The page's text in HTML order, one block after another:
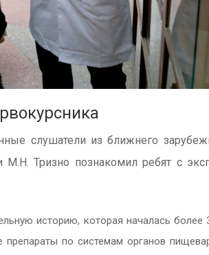
слушатели из ближнего
Тризно познакомил ребят с
историю, которая началась более
по системам органов